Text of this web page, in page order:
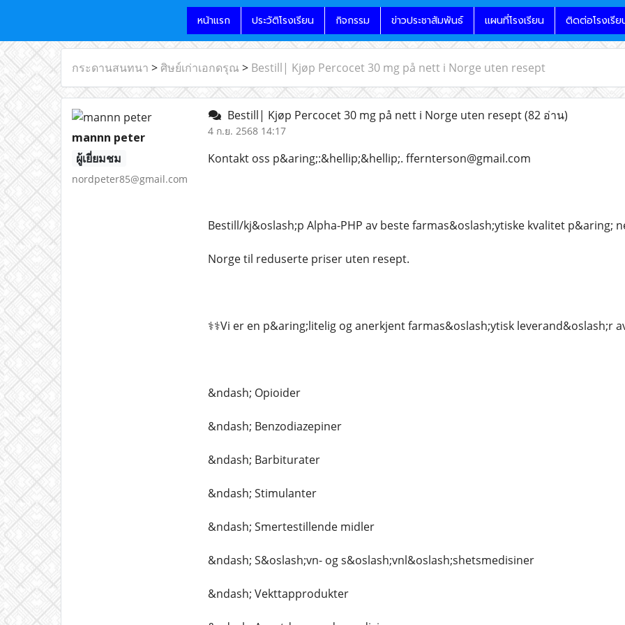
หน้าแรก ประวัติโรงเรียน กิจกรรม ข่าวประชาสัมพันธ์ แผนที่โรงเรียน ติดต่อโรงเรีย
กระดานสนทนา > ศิษย์เก่าเอกดรุณ > Bestill| Kjøp Percocet 30 mg på nett i Norge uten resept
mannn peter
ผู้เยี่ยมชม
nordpeter85@gmail.com
Bestill| Kjøp Percocet 30 mg på nett i Norge uten resept(82 อ่าน)
4 ก.ย. 2568 14:17
Kontakt oss p&aring;:&hellip;&hellip;. ffernterson@gmail.com
Bestill/kj&oslash;p Alpha-PHP av beste farmas&oslash;ytiske kvalitet p&aring;
Norge til reduserte priser uten resept.
⚕️⚕️Vi er en p&aring;litelig og anerkjent farmas&oslash;ytisk leverand&oslash;r
&ndash; Opioider
&ndash; Benzodiazepiner
&ndash; Barbiturater
&ndash; Stimulanter
&ndash; Smertestillende midler
&ndash; S&oslash;vn- og s&oslash;vnl&oslash;shetsmedisiner
&ndash; Vekttapprodukter